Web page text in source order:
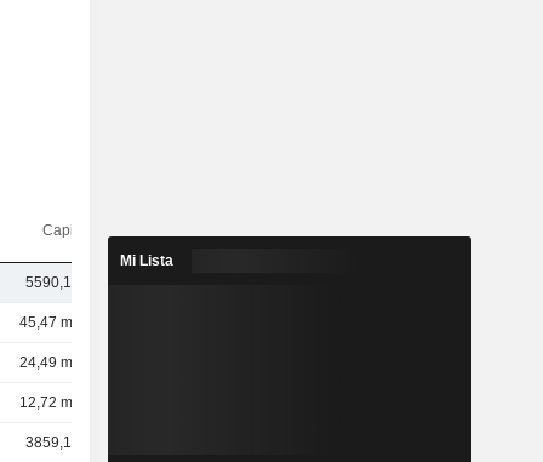
Capi.($)
5590,18 M
45,47 mil M
24,49 mil M
12,72 mil M
3859,19 M
Mi Lista